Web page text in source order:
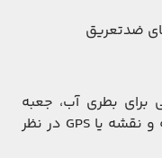
ضدتعریق
بطری آب، جعبه
کمک‌های اولیه، خوراکی، لباس اضافه و نقشه یا GPS در نظر